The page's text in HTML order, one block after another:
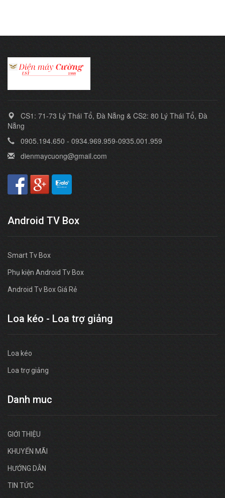
CS1: 71-73 Lý Thái Tổ, Đà Nẵng & CS2: 80 Lý Thái Tổ, Đà
Nẵng
0905.194.650 - 0934.969.959-0935.001.959
dienmaycuong@gmail.com
Android TV Box
Smart Tv Box
Phụ kiện Android Tv Box
Android Tv Box Giá Rẻ
Loa kéo - Loa trợ giảng
Loa kéo
Loa trợ giảng
Danh muc
GIỚI THIỆU
KHUYẾN MÃI
HƯỚNG DẪN
TIN TỨC